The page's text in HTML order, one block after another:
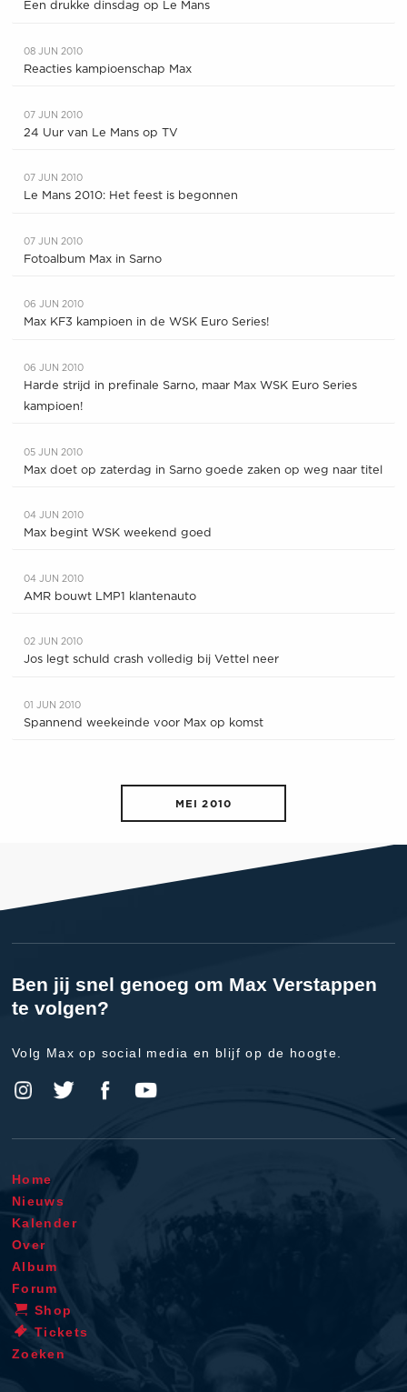
Een drukke dinsdag op Le Mans
08 JUN 2010
Reacties kampioenschap Max
07 JUN 2010
24 Uur van Le Mans op TV
07 JUN 2010
Le Mans 2010: Het feest is begonnen
07 JUN 2010
Fotoalbum Max in Sarno
06 JUN 2010
Max KF3 kampioen in de WSK Euro Series!
06 JUN 2010
Harde strijd in prefinale Sarno, maar Max WSK Euro Series
kampioen!
05 JUN 2010
Max doet op zaterdag in Sarno goede zaken op weg naar titel
04 JUN 2010
Max begint WSK weekend goed
04 JUN 2010
AMR bouwt LMP1 klantenauto
02 JUN 2010
Jos legt schuld crash volledig bij Vettel neer
01 JUN 2010
Spannend weekeinde voor Max op komst
MEI 2010
Ben jij snel genoeg om Max Verstappen
te volgen?
Volg Max op social media en blijf op de hoogte.
Home
Nieuws
Kalender
Over
Album
Forum
Shop
Tickets
Zoeken